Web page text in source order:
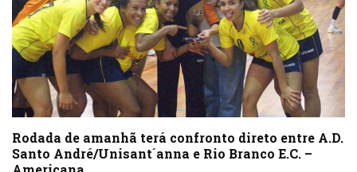
Rodada de amanhã terá confronto direto entre A.D.
Santo André/Unisant´anna e Rio Branco E.C. –